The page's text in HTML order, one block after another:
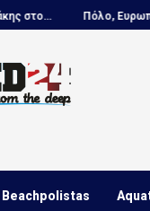
Πόλο, Ευρωπαϊκό
Beachpolistas